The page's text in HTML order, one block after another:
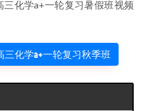
三化学a+一轮复习暑假班视频
三化学a+一轮复习秋季班